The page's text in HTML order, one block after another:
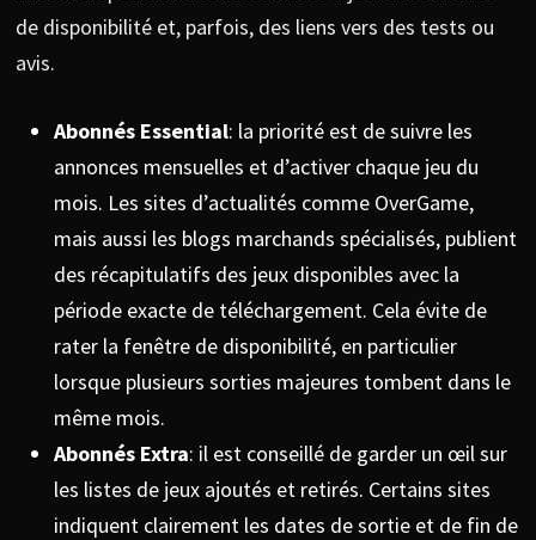
de disponibilité et, parfois, des liens vers des tests ou
avis.
Abonnés Essential: la priorité est de suivre les
annonces mensuelles et d’activer chaque jeu du
mois. Les sites d’actualités comme OverGame,
mais aussi les blogs marchands spécialisés, publient
des récapitulatifs des jeux disponibles avec la
période exacte de téléchargement. Cela évite de
rater la fenêtre de disponibilité, en particulier
lorsque plusieurs sorties majeures tombent dans le
même mois.
Abonnés Extra: il est conseillé de garder un œil sur
les listes de jeux ajoutés et retirés. Certains sites
indiquent clairement les dates de sortie et de fin de